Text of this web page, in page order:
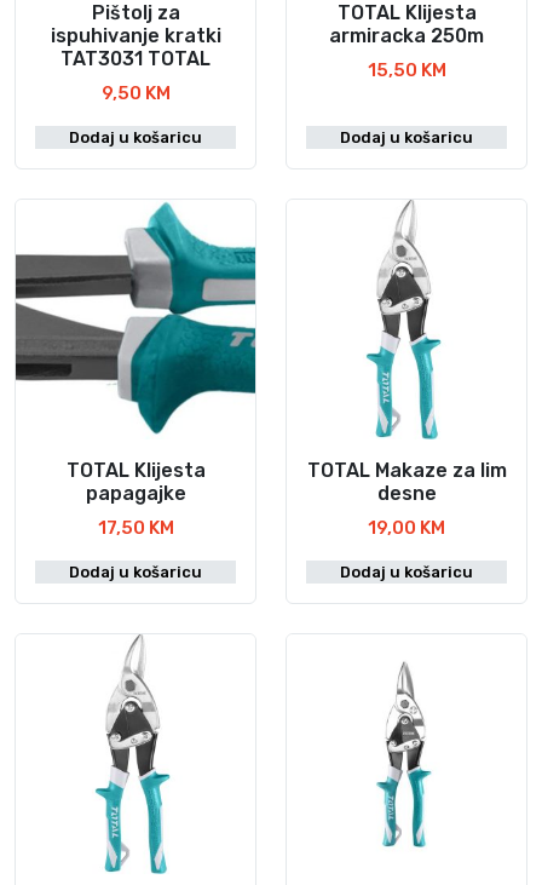
Pištolj za
ispuhivanje kratki
TAT3031 TOTAL
9,50 KM
Dodaj u košaricu
TOTAL Klijesta
armiracka 250m
15,50 KM
Dodaj u košaricu
TOTAL Klijesta
papagajke
17,50 KM
Dodaj u košaricu
TOTAL Makaze za lim
desne
19,00 KM
Dodaj u košaricu